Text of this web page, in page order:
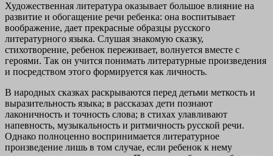
Художественная литература оказывает большое влияние на
развитие и обогащение речи ребенка: она воспитывает
воображение, дает прекрасные образцы русского
литературного языка. Слушая знакомую сказку,
стихотворение, ребенок переживает, волнуется вместе с
героями. Так он учится понимать литературные произведения
и посредством этого формируется как личность.
В народных сказках раскрываются перед детьми меткость и
выразительность языка; в рассказах дети познают
лаконичность и точность слова; в стихах улавливают
напевность, музыкальность и ритмичность русской речи.
Однако полноценно воспринимается литературное
произведение лишь в том случае, если ребенок к нему